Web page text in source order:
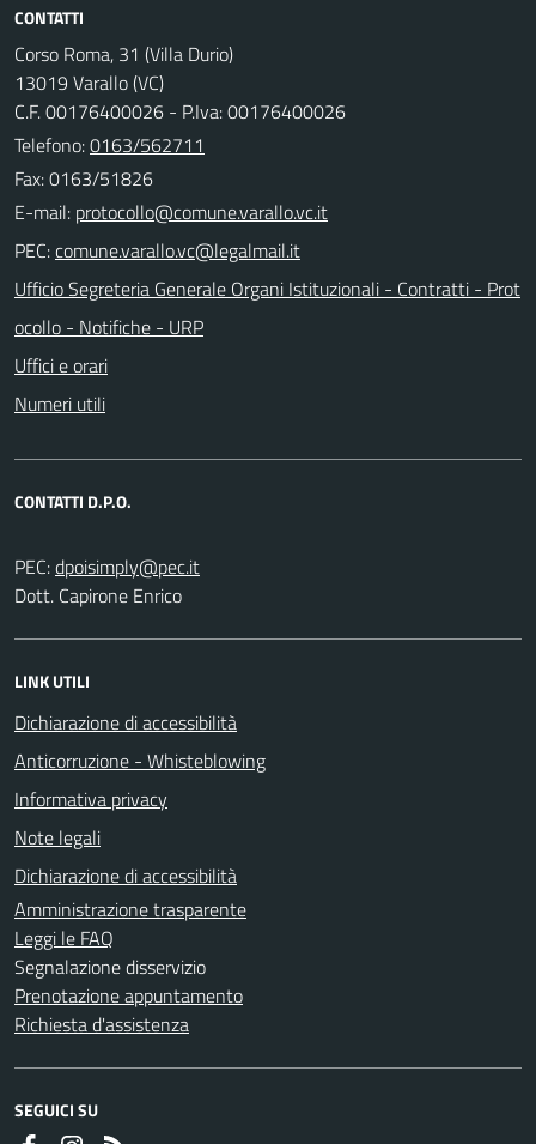
CONTATTI
Corso Roma, 31 (Villa Durio)
13019 Varallo (VC)
C.F. 00176400026 - P.Iva: 00176400026
Telefono:0163/562711
Fax: 0163/51826
E-mail:
PEC:
Ufficio Segreteria Generale Organi Istituzionali - Contratti - Prot
ocollo - Notifiche - URP
Uffici e orari
Numeri utili
CONTATTI D.P.O.
PEC:
Dott. Capirone Enrico
LINK UTILI
Dichiarazione di accessibilità
Anticorruzione - Whisteblowing
Informativa privacy
Note legali
Dichiarazione di accessibilità
Amministrazione trasparente
Leggi le FAQ
Segnalazione disservizio
Prenotazione appuntamento
Richiesta d'assistenza
SEGUICI SU